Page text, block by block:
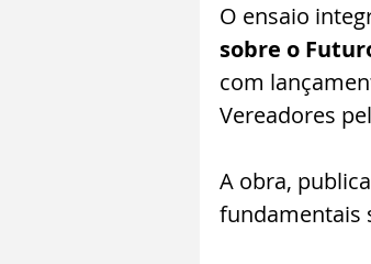
O ensaio
sobre o
com
Vereadores
A obra,
fundamentais